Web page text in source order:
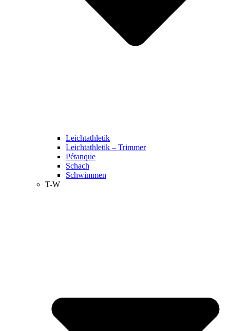
Leichtathletik
Leichtathletik – Trimmer
Pétanque
Schach
Schwimmen
T-W